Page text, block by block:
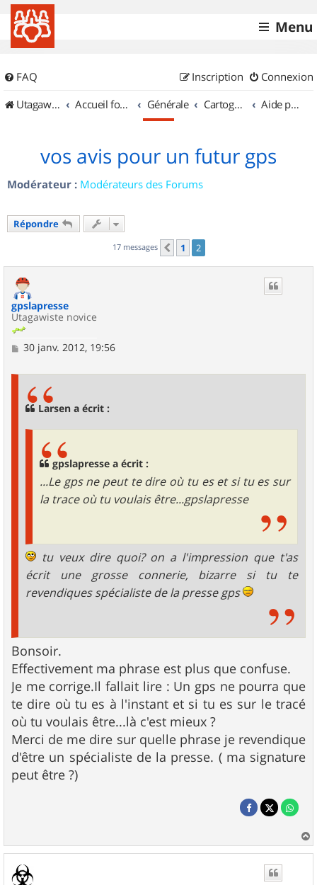
Menu
FAQ Connexion
Inscription
UtagawaVTT (Randos VTT et VTTAE avec traces GPS)
Accueil forum Générale Cartographie et GPS Aide pour l'achat d'un GPS
vos avis pour un futur gps
Modérateur : Modérateurs des Forums
Répondre
17 messages Précédent
1 2
gpslapresse
Utagawiste novice
M
30 janv. 2012, 19:56
Larsen a écrit :
gpslapresse a écrit :
...Le gps ne peut te dire où tu es et si tu es sur
la trace où tu voulais être...gpslapresse
tu veux dire quoi? on a l'impression que t'as
écrit une grosse connerie, bizarre si tu te
revendiques spécialiste de la presse gps
Bonsoir.
Effectivement ma phrase est plus que confuse.
Je me corrige.Il fallait lire : Un gps ne pourra que
te dire où tu es à l'instant et si tu es sur le tracé
où tu voulais être...là c'est mieux ?
Merci de me dire sur quelle phrase je revendique
d'être un spécialiste de la presse. ( ma signature
peut être ?)
a